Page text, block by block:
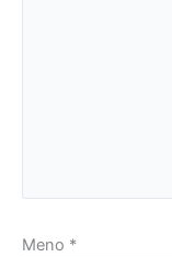
Meno *